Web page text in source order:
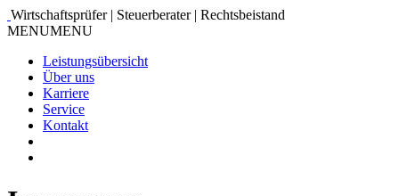
Wirtschaftsprüfer | Steuerberater | Rechtsbeistand
MENUMENU
Leistungsübersicht
Über uns
Karriere
Service
Kontakt